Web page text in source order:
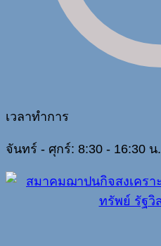
เวลาทำการ
จันทร์ - ศุกร์: 8:30 - 16:30 น.